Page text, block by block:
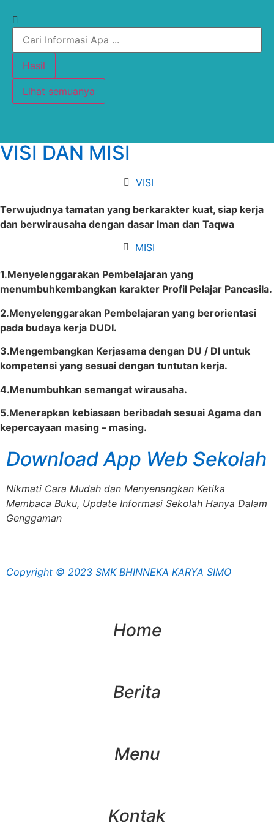
Hasil
Lihat semuanya
VISI DAN MISI
VISI
Terwujudnya tamatan yang berkarakter kuat, siap kerja
dan berwirausaha dengan dasar Iman dan Taqwa
MISI
1.Menyelenggarakan Pembelajaran yang
menumbuhkembangkan karakter Profil Pelajar Pancasila.
2.Menyelenggarakan Pembelajaran yang berorientasi
pada budaya kerja DUDI.
3.Mengembangkan Kerjasama dengan DU / DI untuk
kompetensi yang sesuai dengan tuntutan kerja.
4.Menumbuhkan semangat wirausaha.
5.Menerapkan kebiasaan beribadah sesuai Agama dan
kepercayaan masing – masing.
Download App Web Sekolah
Nikmati Cara Mudah dan Menyenangkan Ketika
Membaca Buku, Update Informasi Sekolah Hanya Dalam
Genggaman
Copyright © 2023 SMK BHINNEKA KARYA SIMO
Home
Berita
Menu
Kontak